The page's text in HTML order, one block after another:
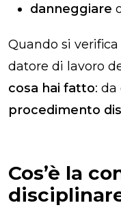
danneggiare
Quando si
datore di lavoro
cosa hai fatto:
procedimento
Cos’è la